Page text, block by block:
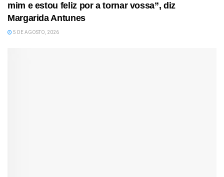
mim e estou feliz por a tornar vossa”, diz
Margarida Antunes
5 DE AGOSTO, 2026